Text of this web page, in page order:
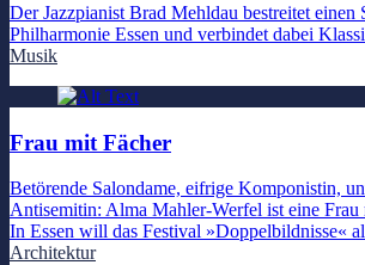
Der Jazzpianist Brad Mehldau bestreitet
Philharmonie Essen und verbindet dabei
Musik
Frau mit Fächer
Betörende Salondame, eifrige Komponistin,
Antisemitin: Alma Mahler-Werfel ist eine Frau
In Essen will das Festival »Doppelbildnisse«
Architektur